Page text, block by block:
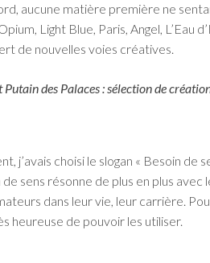
aucune matière première ne
Light Blue, Paris, Angel, L’Eau
de nouvelles voies créatives.
des Palaces : sélection de
choisi le slogan « Besoin de
sens résonne de plus en plus
dans leur vie, leur carrière.
heureuse de pouvoir les utiliser.